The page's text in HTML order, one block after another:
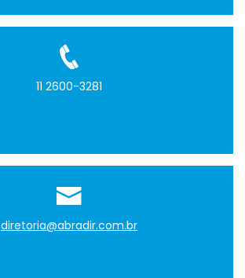
11 2600-3281
diretoria@abradir.com.br